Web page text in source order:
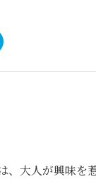
、大人が興味を